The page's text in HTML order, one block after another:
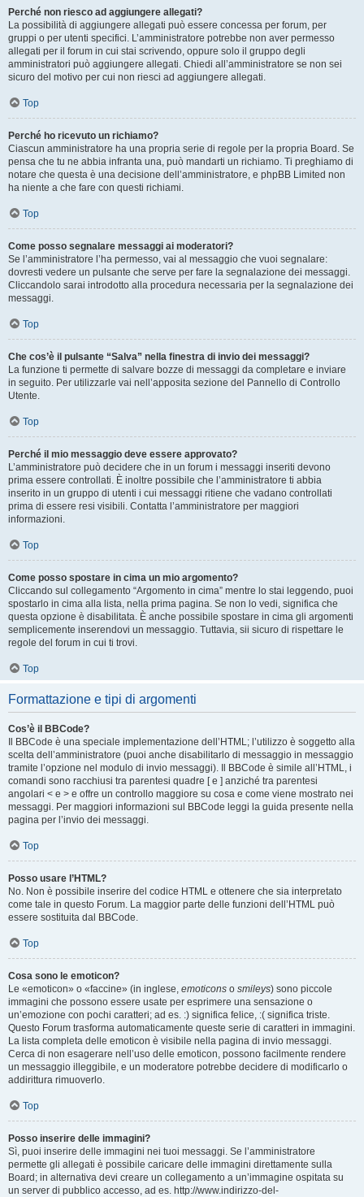
Perché non riesco ad aggiungere allegati?
La possibilità di aggiungere allegati può essere concessa per forum, per
gruppi o per utenti specifici. L’amministratore potrebbe non aver permesso
allegati per il forum in cui stai scrivendo, oppure solo il gruppo degli
amministratori può aggiungere allegati. Chiedi all’amministratore se non sei
sicuro del motivo per cui non riesci ad aggiungere allegati.
Top
Perché ho ricevuto un richiamo?
Ciascun amministratore ha una propria serie di regole per la propria Board. Se
pensa che tu ne abbia infranta una, può mandarti un richiamo. Ti preghiamo di
notare che questa è una decisione dell’amministratore, e phpBB Limited non
ha niente a che fare con questi richiami.
Top
Come posso segnalare messaggi ai moderatori?
Se l’amministratore l’ha permesso, vai al messaggio che vuoi segnalare:
dovresti vedere un pulsante che serve per fare la segnalazione dei messaggi.
Cliccandolo sarai introdotto alla procedura necessaria per la segnalazione dei
messaggi.
Top
Che cos’è il pulsante “Salva” nella finestra di invio dei messaggi?
La funzione ti permette di salvare bozze di messaggi da completare e inviare
in seguito. Per utilizzarle vai nell’apposita sezione del Pannello di Controllo
Utente.
Top
Perché il mio messaggio deve essere approvato?
L’amministratore può decidere che in un forum i messaggi inseriti devono
prima essere controllati. È inoltre possibile che l’amministratore ti abbia
inserito in un gruppo di utenti i cui messaggi ritiene che vadano controllati
prima di essere resi visibili. Contatta l’amministratore per maggiori
informazioni.
Top
Come posso spostare in cima un mio argomento?
Cliccando sul collegamento “Argomento in cima” mentre lo stai leggendo, puoi
spostarlo in cima alla lista, nella prima pagina. Se non lo vedi, significa che
questa opzione è disabilitata. È anche possibile spostare in cima gli argomenti
semplicemente inserendovi un messaggio. Tuttavia, sii sicuro di rispettare le
regole del forum in cui ti trovi.
Top
Formattazione e tipi di argomenti
Cos’è il BBCode?
Il BBCode è una speciale implementazione dell’HTML; l’utilizzo è soggetto alla
scelta dell’amministratore (puoi anche disabilitarlo di messaggio in messaggio
tramite l’opzione nel modulo di invio messaggi). Il BBCode è simile all’HTML, i
comandi sono racchiusi tra parentesi quadre [ e ] anziché tra parentesi
angolari < e > e offre un controllo maggiore su cosa e come viene mostrato nei
messaggi. Per maggiori informazioni sul BBCode leggi la guida presente nella
pagina per l’invio dei messaggi.
Top
Posso usare l’HTML?
No. Non è possibile inserire del codice HTML e ottenere che sia interpretato
come tale in questo Forum. La maggior parte delle funzioni dell’HTML può
essere sostituita dal BBCode.
Top
Cosa sono le emoticon?
Le «emoticon» o «faccine» (in inglese, emoticons o smileys) sono piccole
immagini che possono essere usate per esprimere una sensazione o
un’emozione con pochi caratteri; ad es. :) significa felice, :( significa triste.
Questo Forum trasforma automaticamente queste serie di caratteri in immagini.
La lista completa delle emoticon è visibile nella pagina di invio messaggi.
Cerca di non esagerare nell’uso delle emoticon, possono facilmente rendere
un messaggio illeggibile, e un moderatore potrebbe decidere di modificarlo o
addirittura rimuoverlo.
Top
Posso inserire delle immagini?
Sì, puoi inserire delle immagini nei tuoi messaggi. Se l’amministratore
permette gli allegati è possibile caricare delle immagini direttamente sulla
Board; in alternativa devi creare un collegamento a un’immagine ospitata su
un server di pubblico accesso, ad es. http://www.indirizzo-del-